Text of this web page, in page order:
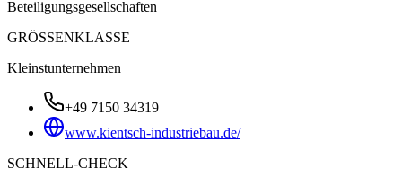
Beteiligungsgesellschaften
GRÖSSENKLASSE
Kleinstunternehmen
+49 7150 34319
www.kientsch-industriebau.de/
SCHNELL-CHECK